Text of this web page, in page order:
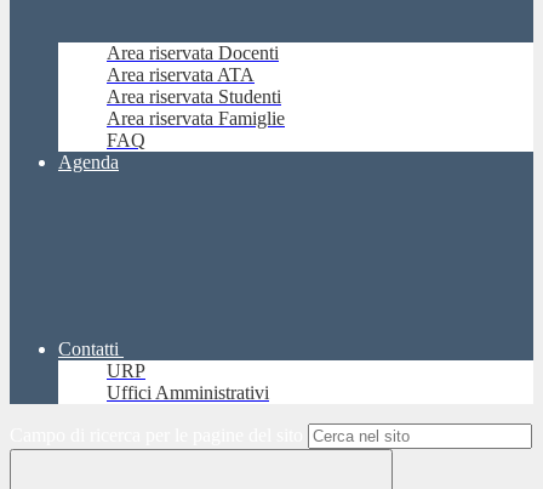
Area riservata Docenti
Area riservata ATA
Area riservata Studenti
Area riservata Famiglie
FAQ
Agenda
Contatti
URP
Uffici Amministrativi